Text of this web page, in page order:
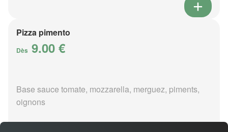
Pizza pimento
Dès 9.00 €
Base sauce tomate, mozzarella, merguez, piments,
oignons